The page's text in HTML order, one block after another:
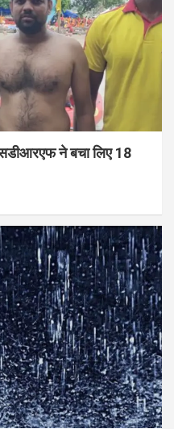
ने बचा लिए 18